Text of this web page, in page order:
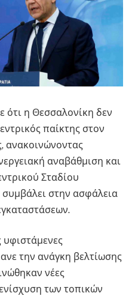
ότι η Θεσσαλονίκη δεν
παίκτης στον
ανακοινώνοντας
αναβάθμιση και
Σταδίου
στην ασφάλεια
υφιστάμενες
την ανάγκη βελτίωσης
νέες
των τοπικών